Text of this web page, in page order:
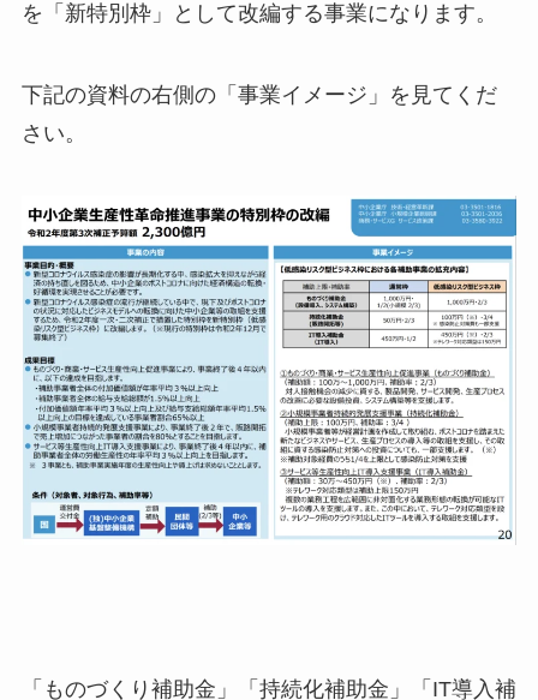
を「新特別枠」として改編する事業になります。
下記の資料の右側の「事業イメージ」を見てくだ
さい。
「ものづくり補助金」「持続化補助金」「IT導入補